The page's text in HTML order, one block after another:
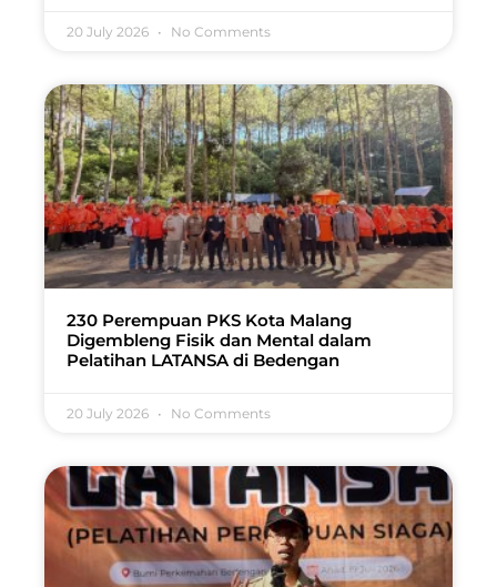
20 July 2026 No Comments
230 Perempuan PKS Kota Malang
Digembleng Fisik dan Mental dalam
Pelatihan LATANSA di Bedengan
20 July 2026 No Comments